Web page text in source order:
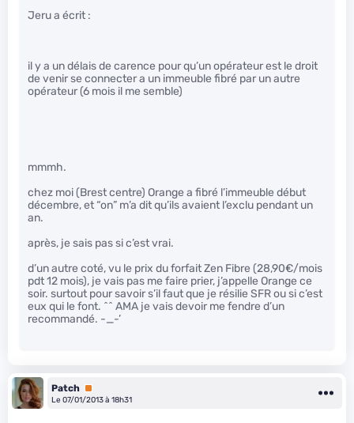
Jeru a écrit :
il y a un délais de carence pour qu’un opérateur est le droit
de venir se connecter a un immeuble fibré par un autre
opérateur (6 mois il me semble)
mmmh.
chez moi (Brest centre) Orange a fibré l’immeuble début
décembre, et “on” m’a dit qu’ils avaient l’exclu pendant un
an.
après, je sais pas si c’est vrai.
d’un autre coté, vu le prix du forfait Zen Fibre (28,90€/mois
pdt 12 mois), je vais pas me faire prier, j’appelle Orange ce
soir. surtout pour savoir s’il faut que je résilie SFR ou si c’est
eux qui le font. ^^ AMA je vais devoir me fendre d’un
recommandé. -_-’
Patch Premium
Le 07/01/2013 à 18h31